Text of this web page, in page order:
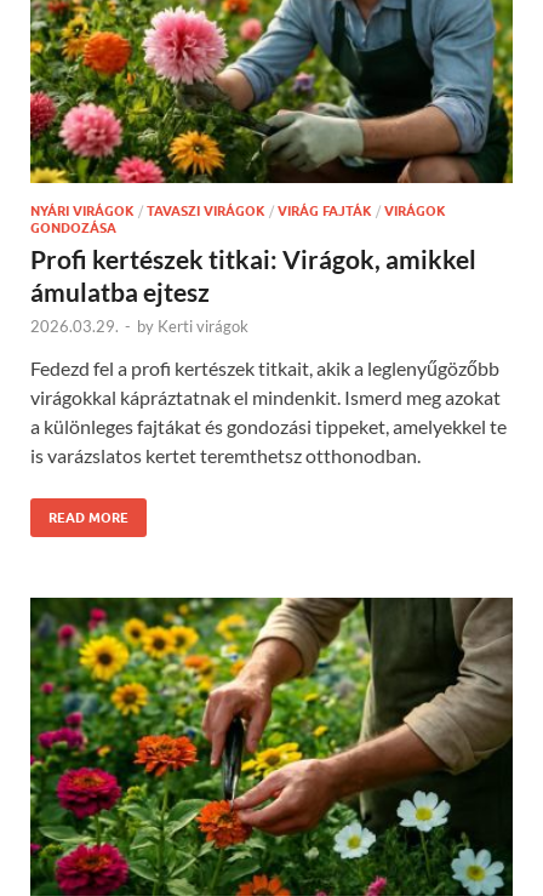
NYÁRI VIRÁGOK / TAVASZI VIRÁGOK / VIRÁG FAJTÁK / VIRÁGOK
GONDOZÁSA
Profi kertészek titkai: Virágok, amikkel
ámulatba ejtesz
2026.03.29. - by Kerti virágok
Fedezd fel a profi kertészek titkait, akik a leglenyűgözőbb
virágokkal kápráztatnak el mindenkit. Ismerd meg azokat
a különleges fajtákat és gondozási tippeket, amelyekkel te
is varázslatos kertet teremthetsz otthonodban.
READ MORE